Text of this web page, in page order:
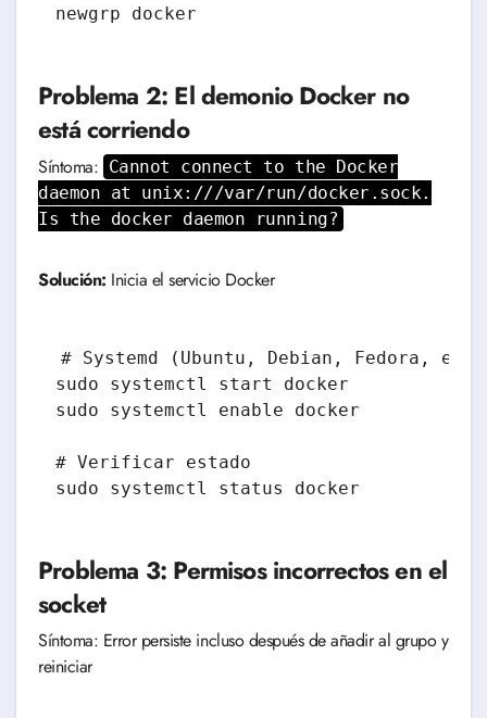
Problema 2: El demonio Docker no
está corriendo
Síntoma: Cannot connect to the Docker
daemon at unix:///var/run/docker.sock.
Is the docker daemon running?
Solución: Inicia el servicio Docker
# Systemd (Ubuntu, Debian, Fedora,
sudo systemctl start docker
sudo systemctl enable docker
# Verificar estado
Problema 3: Permisos incorrectos en el
socket
Síntoma: Error persiste incluso después de añadir al grupo y
reiniciar